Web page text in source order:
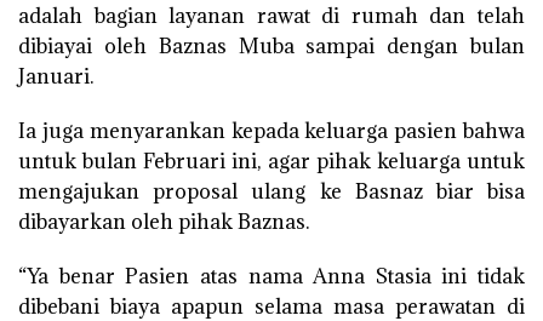
adalah bagian layanan rawat di rumah dan telah
dibiayai oleh Baznas Muba sampai dengan bulan
Januari.
Ia juga menyarankan kepada keluarga pasien bahwa
untuk bulan Februari ini, agar pihak keluarga untuk
mengajukan proposal ulang ke Basnaz biar bisa
dibayarkan oleh pihak Baznas.
“Ya benar Pasien atas nama Anna Stasia ini tidak
dibebani biaya apapun selama masa perawatan di